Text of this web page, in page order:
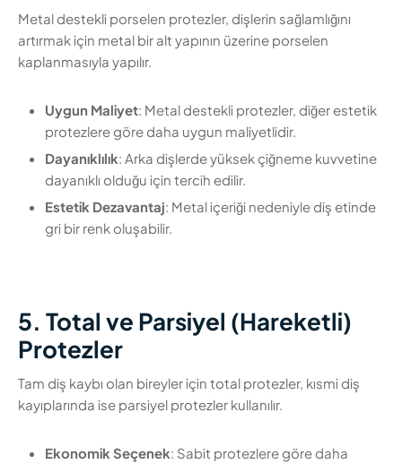
Metal destekli porselen protezler, dişlerin sağlamlığını
artırmak için metal bir alt yapının üzerine porselen
kaplanmasıyla yapılır.
Uygun Maliyet: Metal destekli protezler, diğer estetik
protezlere göre daha uygun maliyetlidir.
Dayanıklılık: Arka dişlerde yüksek çiğneme kuvvetine
dayanıklı olduğu için tercih edilir.
Estetik Dezavantaj: Metal içeriği nedeniyle diş etinde
gri bir renk oluşabilir.
5. Total ve Parsiyel (Hareketli)
Protezler
Tam diş kaybı olan bireyler için total protezler, kısmi diş
kayıplarında ise parsiyel protezler kullanılır.
Ekonomik Seçenek: Sabit protezlere göre daha